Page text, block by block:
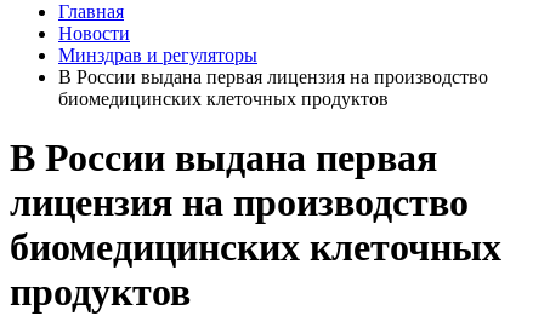
Главная
Новости
Минздрав и регуляторы
В России выдана первая лицензия на производство
биомедицинских клеточных продуктов
В России выдана первая
лицензия на производство
биомедицинских клеточных
продуктов